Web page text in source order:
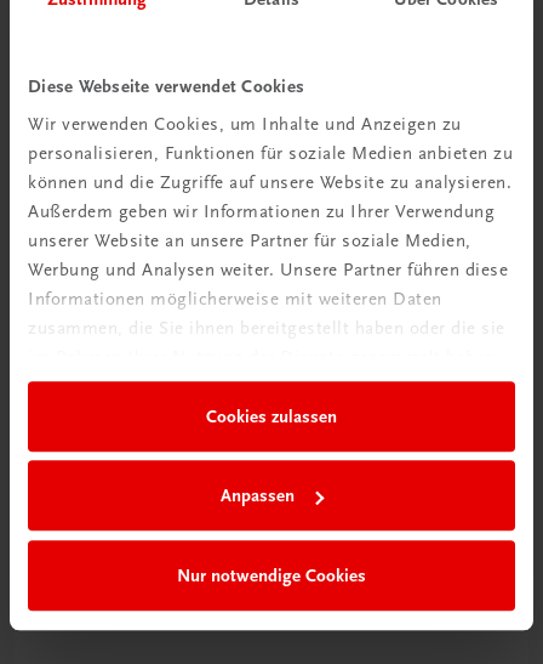
Diese Webseite verwendet Cookies
Wir verwenden Cookies, um Inhalte und Anzeigen zu
personalisieren, Funktionen für soziale Medien anbieten zu
können und die Zugriffe auf unsere Website zu analysieren.
Außerdem geben wir Informationen zu Ihrer Verwendung
unserer Website an unsere Partner für soziale Medien,
Werbung und Analysen weiter. Unsere Partner führen diese
Informationen möglicherweise mit weiteren Daten
zusammen, die Sie ihnen bereitgestellt haben oder die sie
Cookies zulassen
Anpassen
Nur notwendige Cookies
Rabattcode erhalten
Newsletter abonnieren
& Versandkosten sparen